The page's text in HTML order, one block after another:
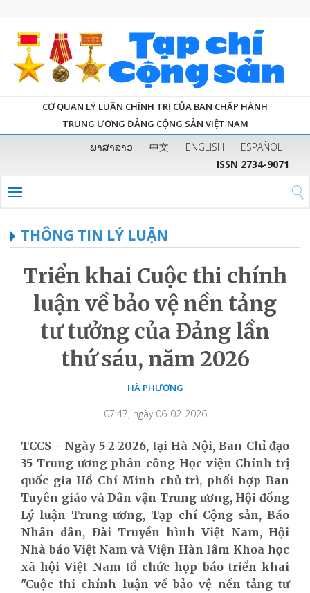
CƠ QUAN LÝ LUẬN CHÍNH TRỊ CỦA BAN CHẤP HÀNH
TRUNG ƯƠNG ĐẢNG CỘNG SẢN VIỆT NAM
ພາສາລາວ 中文 ENGLISH
ESPAÑOL
ISSN 2734-9071
THÔNG TIN LÝ LUẬN
Triển khai Cuộc thi chính
luận về bảo vệ nền tảng
tư tưởng của Đảng lần
thứ sáu, năm 2026
HÀ PHƯƠNG
07:47, ngày 06-02-2026
TCCS - Ngày 5-2-2026, tại Hà Nội, Ban Chỉ đạo
35 Trung ương phân công Học viện Chính trị
quốc gia Hồ Chí Minh chủ trì, phối hợp Ban
Tuyên giáo và Dân vận Trung ương, Hội đồng
Lý luận Trung ương, Tạp chí Cộng sản, Báo
Nhân dân, Đài Truyền hình Việt Nam, Hội
Nhà báo Việt Nam và Viện Hàn lâm Khoa học
xã hội Việt Nam tổ chức họp báo triển khai
"Cuộc thi chính luận về bảo vệ nền tảng tư